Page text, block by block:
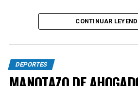
Foto Alan Sosa festeja su golazo en
Arroyito. FotobairesCONTINUAR
DEPORTES